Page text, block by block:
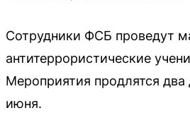
Сотрудники ФСБ проведут
антитеррористические
Мероприятия продлятся
июня.